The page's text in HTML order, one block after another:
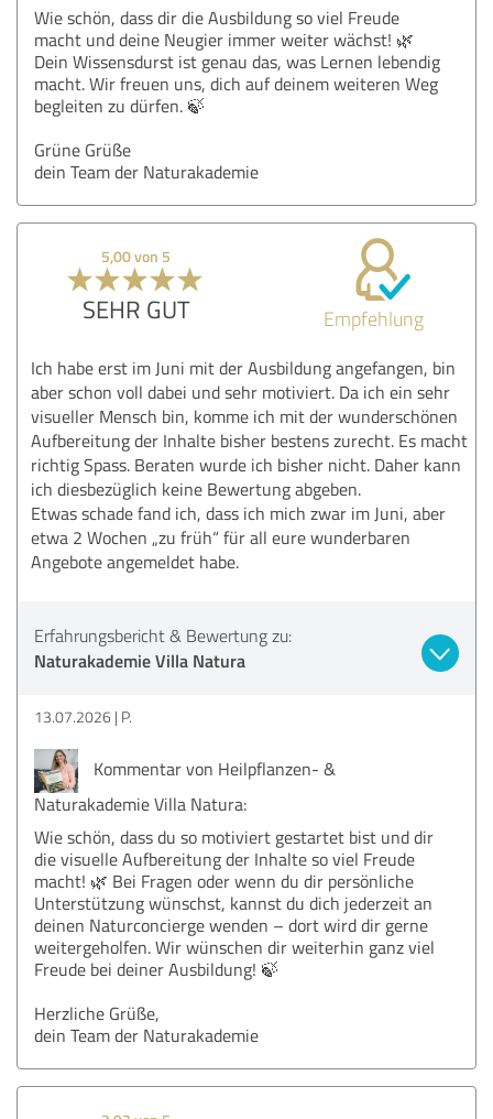
Wie schön, dass dir die Ausbildung so viel Freude
macht und deine Neugier immer weiter wächst! 🌿
Dein Wissensdurst ist genau das, was Lernen lebendig
macht. Wir freuen uns, dich auf deinem weiteren Weg
begleiten zu dürfen. 🍃
Grüne Grüße
dein Team der Naturakademie
5,00 von 5
SEHR GUT Empfehlung
Ich habe erst im Juni mit der Ausbildung angefangen, bin
aber schon voll dabei und sehr motiviert. Da ich ein sehr
visueller Mensch bin, komme ich mit der wunderschönen
Aufbereitung der Inhalte bisher bestens zurecht. Es macht
richtig Spass. Beraten wurde ich bisher nicht. Daher kann
ich diesbezüglich keine Bewertung abgeben.
Etwas schade fand ich, dass ich mich zwar im Juni, aber
etwa 2 Wochen „zu früh“ für all eure wunderbaren
Angebote angemeldet habe.
Erfahrungsbericht & Bewertung zu:
Naturakademie Villa Natura
13.07.2026 P.
Kommentar von Heilpflanzen- &
Naturakademie Villa Natura:
Wie schön, dass du so motiviert gestartet bist und dir
die visuelle Aufbereitung der Inhalte so viel Freude
macht! 🌿 Bei Fragen oder wenn du dir persönliche
Unterstützung wünschst, kannst du dich jederzeit an
deinen Naturconcierge wenden – dort wird dir gerne
weitergeholfen. Wir wünschen dir weiterhin ganz viel
Freude bei deiner Ausbildung! 🍃
Herzliche Grüße,
dein Team der Naturakademie